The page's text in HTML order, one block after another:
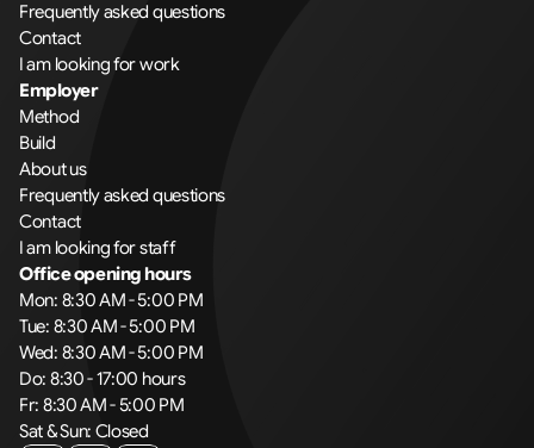
Frequently asked questions
Contact
I am looking for work
Employer
Method
Build
About us
Frequently asked questions
Contact
I am looking for staff
Office opening hours
Mon: 8:30 AM - 5:00 PM
Tue: 8:30 AM - 5:00 PM
Wed: 8:30 AM - 5:00 PM
Do: 8:30 - 17:00 hours
Fr: 8:30 AM - 5:00 PM
Sat & Sun: Closed